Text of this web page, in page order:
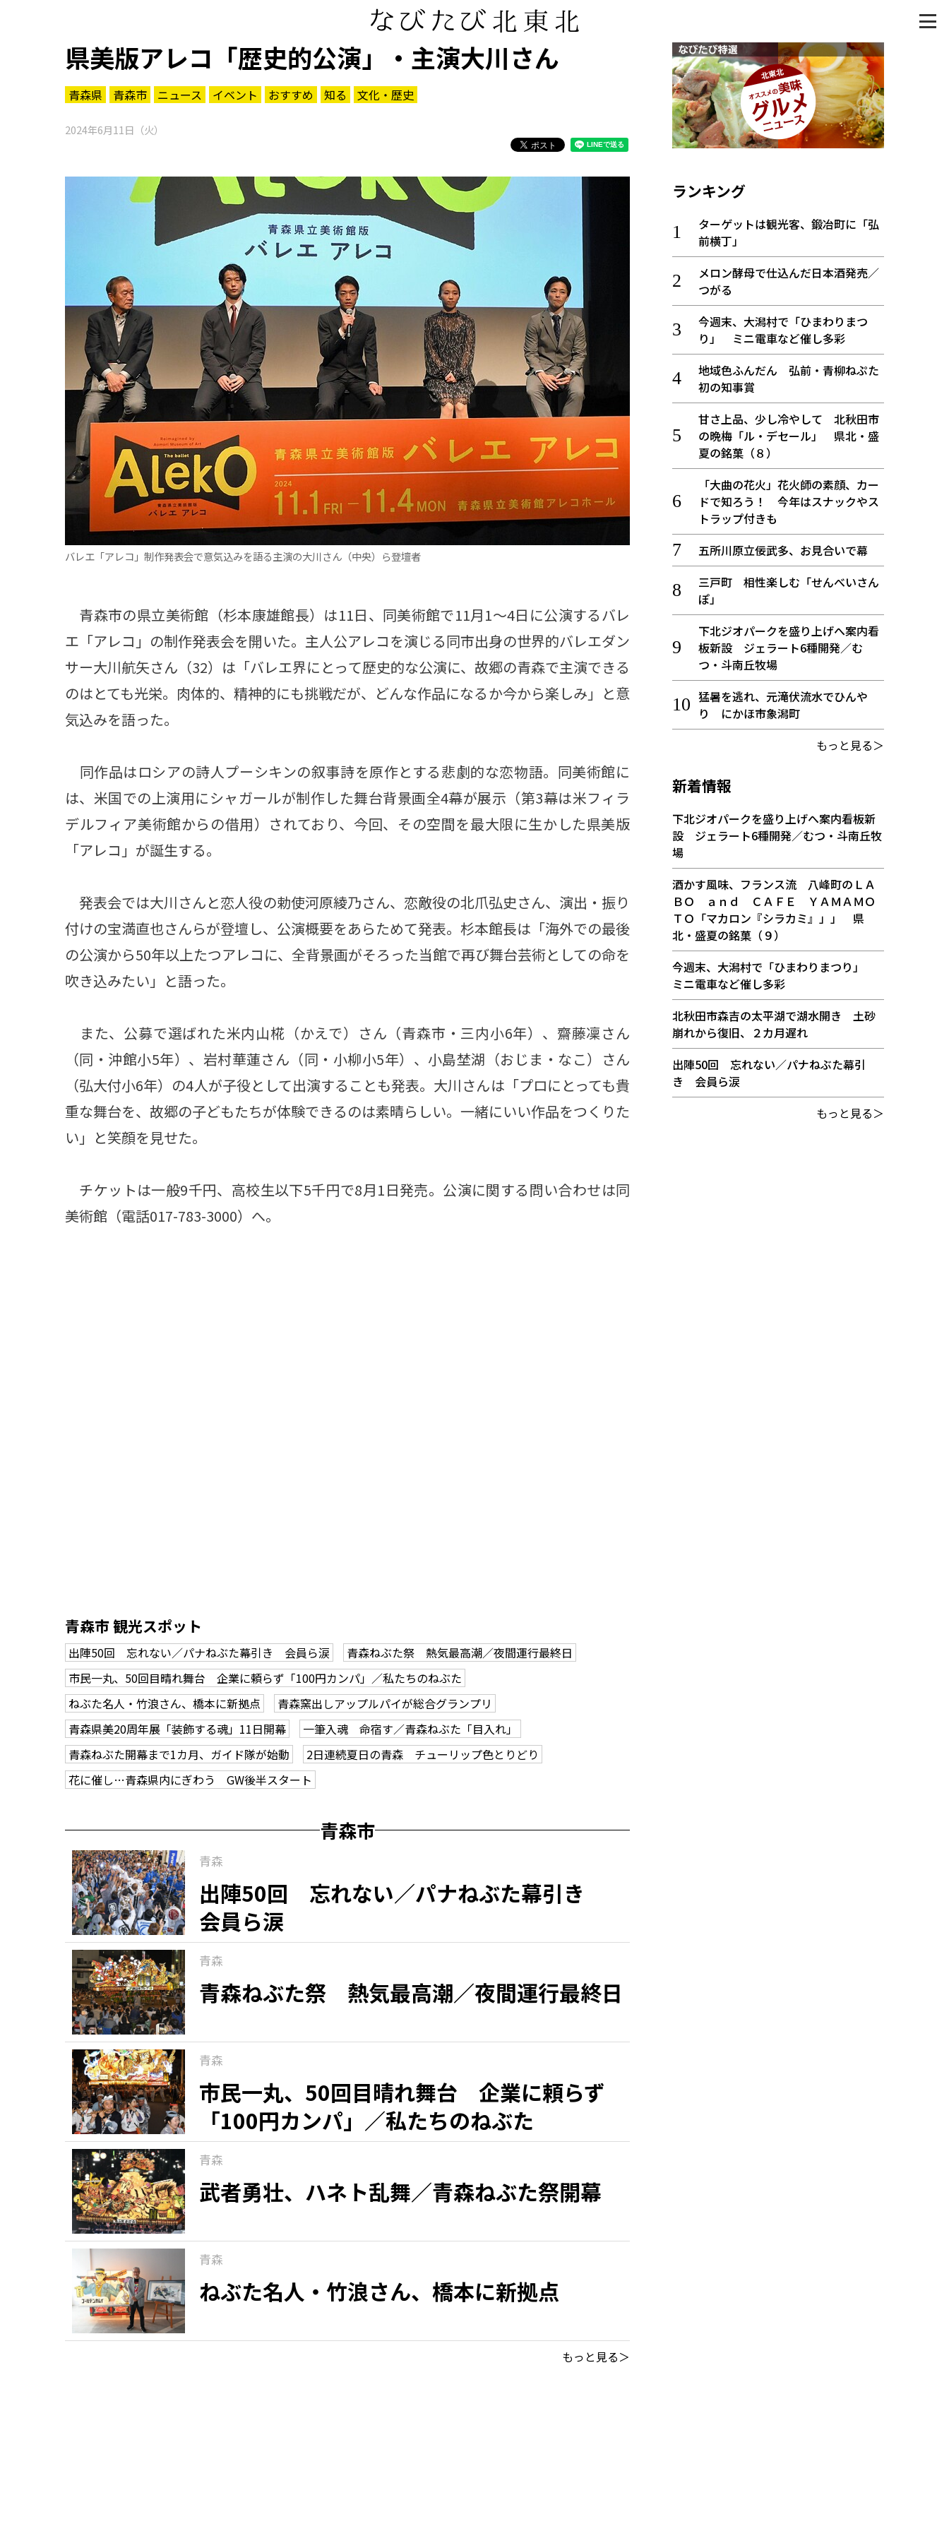
県美版アレコ「歴史的公演」・主演大川さん
青森県 青森市 ニュース イベント おすすめ 知る 文化・歴史
2024年6月11日（火）
バレエ「アレコ」制作発表会で意気込みを語る主演の大川さん（中央）ら登壇者
青森市の県立美術館（杉本康雄館長）は11日、同美術館で11月1～4日に公演するバレ
エ「アレコ」の制作発表会を開いた。主人公アレコを演じる同市出身の世界的バレエダン
サー大川航矢さん（32）は「バレエ界にとって歴史的な公演に、故郷の青森で主演できる
のはとても光栄。肉体的、精神的にも挑戦だが、どんな作品になるか今から楽しみ」と意
気込みを語った。
同作品はロシアの詩人プーシキンの叙事詩を原作とする悲劇的な恋物語。同美術館に
は、米国での上演用にシャガールが制作した舞台背景画全4幕が展示（第3幕は米フィラ
デルフィア美術館からの借用）されており、今回、その空間を最大限に生かした県美版
「アレコ」が誕生する。
発表会では大川さんと恋人役の勅使河原綾乃さん、恋敵役の北爪弘史さん、演出・振り
付けの宝満直也さんらが登壇し、公演概要をあらためて発表。杉本館長は「海外での最後
の公演から50年以上たつアレコに、全背景画がそろった当館で再び舞台芸術としての命を
吹き込みたい」と語った。
また、公募で選ばれた米内山椛（かえで）さん（青森市・三内小6年）、齋藤凜さん
（同・沖館小5年）、岩村華蓮さん（同・小柳小5年）、小島埜湖（おじま・なこ）さん
（弘大付小6年）の4人が子役として出演することも発表。大川さんは「プロにとっても貴
重な舞台を、故郷の子どもたちが体験できるのは素晴らしい。一緒にいい作品をつくりた
い」と笑顔を見せた。
チケットは一般9千円、高校生以下5千円で8月1日発売。公演に関する問い合わせは同
美術館（電話017-783-3000）へ。
青森市 観光スポット
出陣50回 忘れない／パナねぶた幕引き 会員ら涙
青森ねぶた祭 熱気最高潮／夜間運行最終日
市民一丸、50回目晴れ舞台 企業に頼らず「100円カンパ」／私たちのねぶた
ねぶた名人・竹浪さん、橋本に新拠点
青森窯出しアップルパイが総合グランプリ
青森県美20周年展「装飾する魂」11日開幕
一筆入魂 命宿す／青森ねぶた「目入れ」
青森ねぶた開幕まで1カ月、ガイド隊が始動
2日連続夏日の青森 チューリップ色とりどり
花に催し…青森県内にぎわう GW後半スタート
青森市
青森
出陣50回 忘れない／パナねぶた幕引き
会員ら涙
青森
青森ねぶた祭 熱気最高潮／夜間運行最終日
青森
市民一丸、50回目晴れ舞台 企業に頼らず
「100円カンパ」／私たちのねぶた
青森
武者勇壮、ハネト乱舞／青森ねぶた祭開幕
青森
ねぶた名人・竹浪さん、橋本に新拠点
もっと見る＞
ランキング
ターゲットは観光客、鍛冶町に「弘
前横丁」
メロン酵母で仕込んだ日本酒発売／
つがる
今週末、大潟村で「ひまわりまつ
り」 ミニ電車など催し多彩
地域色ふんだん 弘前・青柳ねぷた
初の知事賞
甘さ上品、少し冷やして 北秋田市
の晩梅「ル・デセール」 県北・盛
夏の銘菓（８）
「大曲の花火」花火師の素顔、カー
ドで知ろう！ 今年はスナックやス
トラップ付きも
五所川原立佞武多、お見合いで幕
三戸町 相性楽しむ「せんべいさん
ぽ」
下北ジオパークを盛り上げへ案内看
板新設 ジェラート6種開発／む
つ・斗南丘牧場
猛暑を逃れ、元滝伏流水でひんや
り にかほ市象潟町
もっと見る＞
新着情報
下北ジオパークを盛り上げへ案内看板新
設 ジェラート6種開発／むつ・斗南丘牧
場
酒かす風味、フランス流 八峰町のＬＡ
ＢＯ ａｎｄ ＣＡＦＥ ＹＡＭＡＭＯ
ＴＯ「マカロン『シラカミ』」」 県
北・盛夏の銘菓（９）
今週末、大潟村で「ひまわりまつり」
ミニ電車など催し多彩
北秋田市森吉の太平湖で湖水開き 土砂
崩れから復旧、２カ月遅れ
出陣50回 忘れない／パナねぶた幕引
き 会員ら涙
もっと見る＞
パワースポット
まつり・イベント
おみやげ・特産
アウトドア・レジャー
ご当地グルメ